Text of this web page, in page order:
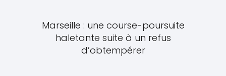
Marseille : une course-poursuite
haletante suite à un refus
d’obtempérer